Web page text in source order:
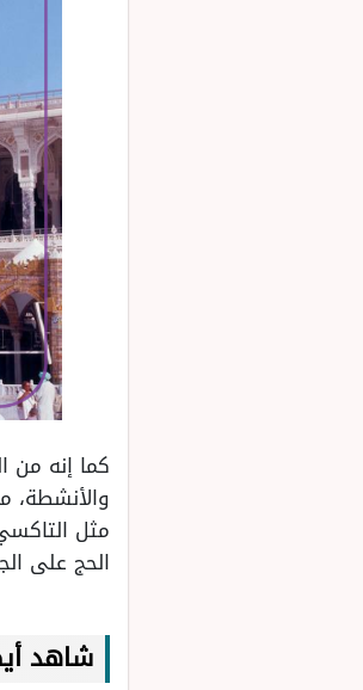
كما إنه من
والأنشطة،
مثل
الحج على
شاهد